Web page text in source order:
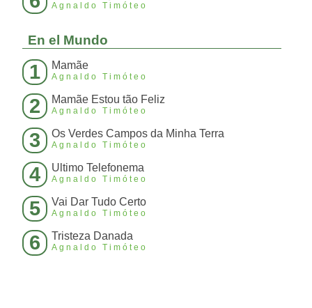
Agnaldo Timóteo
En el Mundo
1 Mamãe
Agnaldo Timóteo
2 Mamãe Estou tão Feliz
Agnaldo Timóteo
3 Os Verdes Campos da Minha Terra
Agnaldo Timóteo
4 Ultimo Telefonema
Agnaldo Timóteo
5 Vai Dar Tudo Certo
Agnaldo Timóteo
6 Tristeza Danada
Agnaldo Timóteo